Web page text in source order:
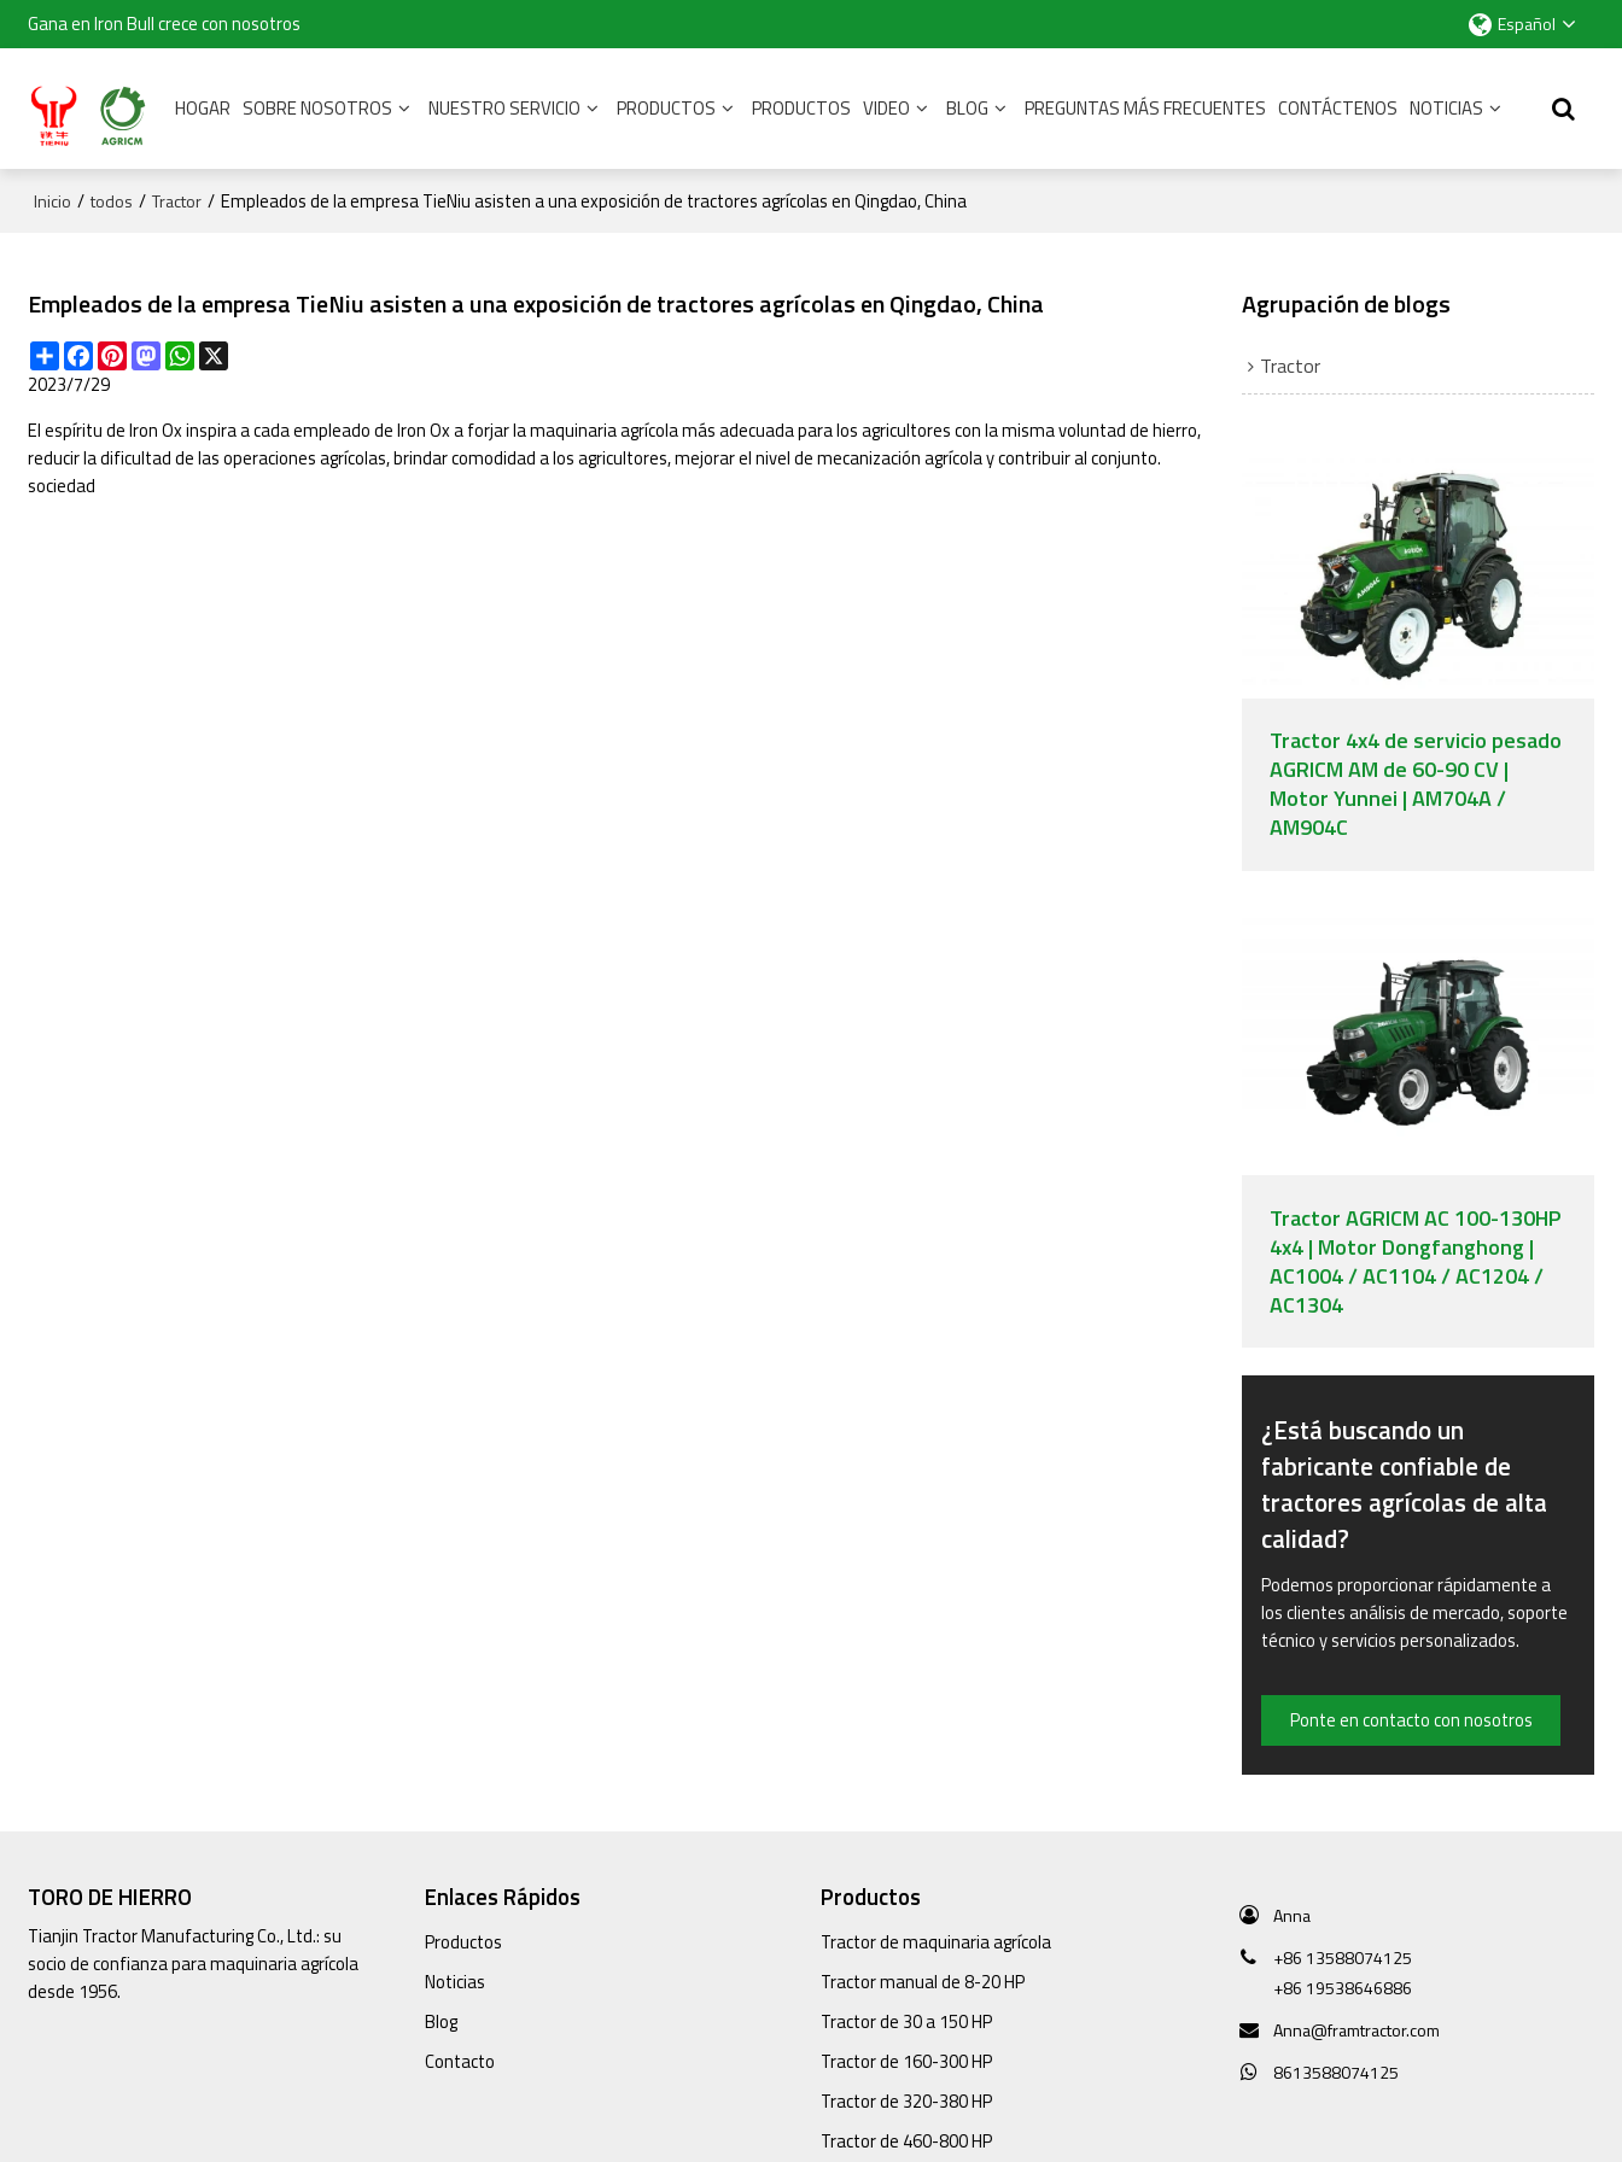
Gana en Iron Bull crece con nosotros Español
HOGAR SOBRE NOSOTROS NUESTRO SERVICIO PRODUCTOS PRODUCTOS VIDEO BLOG PREGUNTAS MÁS FRECUENTES CONTÁCTENOS NOTICIAS
Inicio / todos / Tractor / Empleados de la empresa TieNiu asisten a una exposición de tractores agrícolas en Qingdao, China
Empleados de la empresa TieNiu asisten a una exposición de tractores agrícolas en Qingdao, China
ShareFacebook
PinterestMastodonWhatsApp
2023/7/29
El espíritu de Iron Ox inspira a cada empleado de Iron Ox a forjar la maquinaria agrícola más adecuada para los agricultores con la misma voluntad de hierro,
reducir la dificultad de las operaciones agrícolas, brindar comodidad a los agricultores, mejorar el nivel de mecanización agrícola y contribuir al conjunto.
sociedad
Agrupación de blogs
Tractor
Tractor 4x4 de servicio pesado
AGRICM AM de 60-90 CV |
Motor Yunnei | AM704A /
AM904C
Tractor AGRICM AC 100-130HP
4x4 | Motor Dongfanghong |
AC1004 / AC1104 / AC1204 /
AC1304
¿Está buscando un
fabricante confiable de
tractores agrícolas de alta
calidad?
Podemos proporcionar rápidamente a
los clientes análisis de mercado, soporte
técnico y servicios personalizados.
Ponte en contacto con nosotros
TORO DE HIERRO
Tianjin Tractor Manufacturing Co., Ltd.: su
socio de confianza para maquinaria agrícola
desde 1956.
Enlaces Rápidos
Productos
Noticias
Blog
Contacto
Productos
Tractor de maquinaria agrícola
Tractor manual de 8-20 HP
Tractor de 30 a 150 HP
Tractor de 160-300 HP
Tractor de 320-380 HP
Tractor de 460-800 HP
Anna
+86 13588074125
+86 19538646886
Anna@framtractor.com
8613588074125